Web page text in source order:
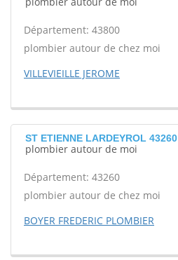
Département: 43800
plombier autour de chez moi
VILLEVIEILLE JEROME
ST ETIENNE LARDEYROL 43260
plombier autour de moi
Département: 43260
plombier autour de chez moi
BOYER FREDERIC PLOMBIER